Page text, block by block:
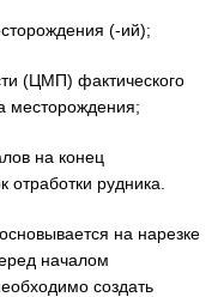
(-ий);
(ЦМП) фактического
месторождения;
на конец
рудника.
на нарезке
началом
создать